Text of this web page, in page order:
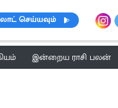
செய்யவும்
இன்றைய ராசி பலன்